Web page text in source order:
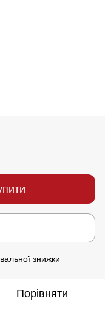
знижки
Порівняти